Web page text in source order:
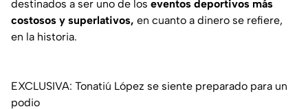
destinados a ser uno de los eventos deportivos más
costosos y superlativos, en cuanto a dinero se refiere,
en la historia.
EXCLUSIVA: Tonatiú López se siente preparado para un
podio